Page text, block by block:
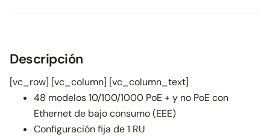
Descripción
[vc_row] [vc_column] [vc_column_text]
48 modelos 10/100/1000 PoE + y no PoE con
Ethernet de bajo consumo (EEE)
Configuración fija de 1 RU